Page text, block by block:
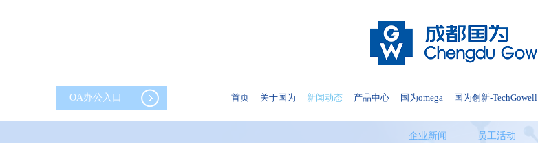
OA办公入口 首页 关于国为 新闻动态 产品中心 国为omega 国为创新-TechGowell
企业新闻 员工活动